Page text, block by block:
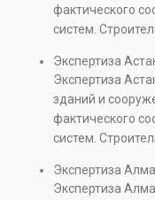
фактического
систем.
элементов и
Услуга
капитальном
также при
проверках.
Экспертиза
Экспертиза
зданий и
фактического
систем.
элементов и
Услуга
Экспертиза
Экспертиза